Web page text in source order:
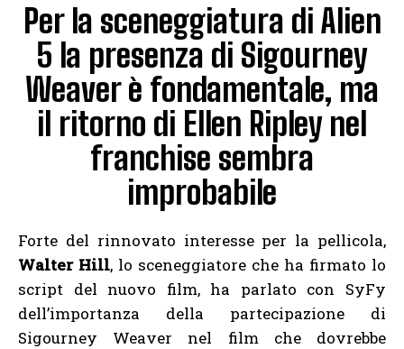
Per la sceneggiatura di Alien
5 la presenza di Sigourney
Weaver è fondamentale, ma
il ritorno di Ellen Ripley nel
franchise sembra
improbabile
Forte del rinnovato interesse per la pellicola,
Walter Hill, lo sceneggiatore che ha firmato lo
script del nuovo film, ha parlato con SyFy
dell’importanza della partecipazione di
Sigourney Weaver nel film che dovrebbe